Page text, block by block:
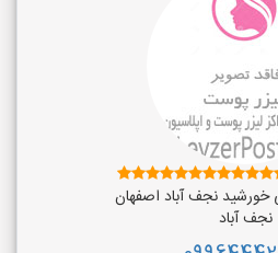
خورشید نجف آباد اصفهان
نجف‌ آباد